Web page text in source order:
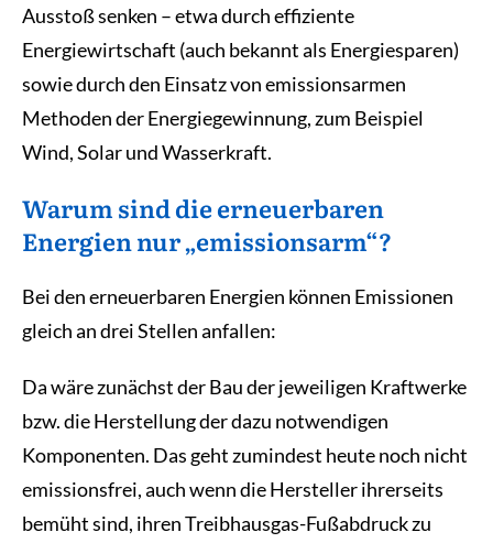
Ausstoß senken – etwa durch effiziente
Energiewirtschaft (auch bekannt als Energiesparen)
sowie durch den Einsatz von emissionsarmen
Methoden der Energiegewinnung, zum Beispiel
Wind, Solar und Wasserkraft.
Warum sind die erneuerbaren
Energien nur „emissionsarm“?
Bei den erneuerbaren Energien können Emissionen
gleich an drei Stellen anfallen:
Da wäre zunächst der Bau der jeweiligen Kraftwerke
bzw. die Herstellung der dazu notwendigen
Komponenten. Das geht zumindest heute noch nicht
emissionsfrei, auch wenn die Hersteller ihrerseits
bemüht sind, ihren Treibhausgas-Fußabdruck zu